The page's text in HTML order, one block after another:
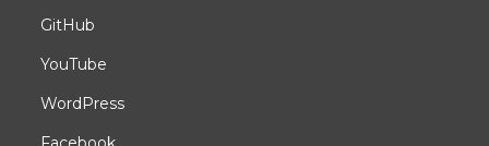
GitHub
YouTube
WordPress